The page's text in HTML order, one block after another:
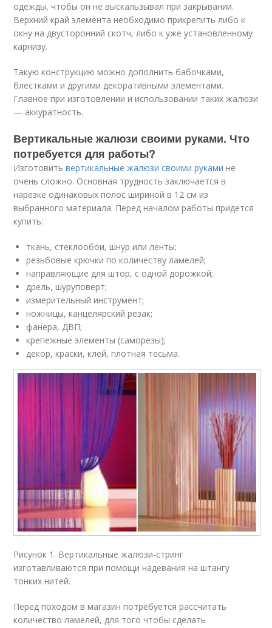
одежды, чтобы он не выскальзывал при закрывании.
Верхний край элемента необходимо прикрепить либо к
окну на двусторонний скотч, либо к уже установленному
карнизу.
Такую конструкцию можно дополнить бабочками,
блестками и другими декоративными элементами.
Главное при изготовлении и использовании таких жалюзи
— аккуратность.
Вертикальные жалюзи своими руками. Что
потребуется для работы?
Изготовитьвертикальные жалюзи своими руками не
очень сложно. Основная трудность заключается в
нарезке одинаковых полос шириной в 12 см из
выбранного материала. Перед началом работы придется
купить:
ткань, стеклообои, шнур или ленты;
резьбовые крючки по количеству ламелей;
направляющие для штор, с одной дорожкой;
дрель, шуруповерт;
измерительный инструмент;
ножницы, канцелярский резак;
фанера, ДВП;
крепежные элементы (саморезы);
декор, краски, клей, плотная тесьма.
Рисунок 1. Вертикальные жалюзи-стринг
изготавливаются при помощи надевания на штангу
тонких нитей.
Перед походом в магазин потребуется рассчитать
количество ламелей, для того чтобы сделать